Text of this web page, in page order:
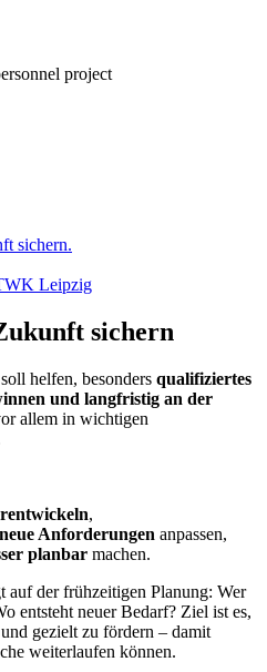
project
sichern.
Leipzig
sichern
soll helfen, besonders qualifiziertes
und langfristig an der
allem in wichtigen
,
neue Anforderungen anpassen,
planbar machen.
der frühzeitigen Planung: Wer
entsteht neuer Bedarf? Ziel ist es,
gezielt zu fördern – damit
weiterlaufen können.